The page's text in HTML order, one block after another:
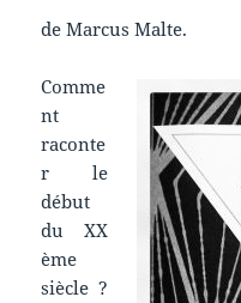
de Marcus Malte.
Comme
nt
raconte
r le
début
du XX
ème
siècle ?